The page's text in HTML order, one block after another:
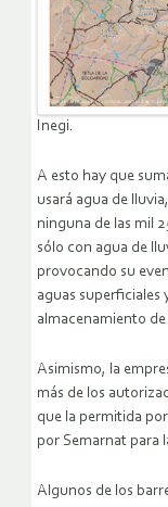
Inegi.
A esto hay que
usará agua de
ninguna de las mil
sólo con agua de
provocando su
aguas superficiales
almacenamiento de
Asimismo, la
más de los
que la permitida
por Semarnat para
Algunos de los